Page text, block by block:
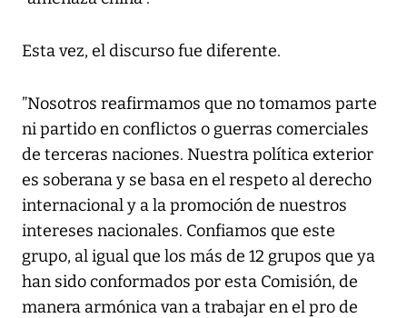
Esta vez, el discurso fue diferente.
”Nosotros reafirmamos que no tomamos parte
ni partido en conflictos o guerras comerciales
de terceras naciones. Nuestra política exterior
es soberana y se basa en el respeto al derecho
internacional y a la promoción de nuestros
intereses nacionales. Confiamos que este
grupo, al igual que los más de 12 grupos que ya
han sido conformados por esta Comisión, de
manera armónica van a trabajar en el pro de